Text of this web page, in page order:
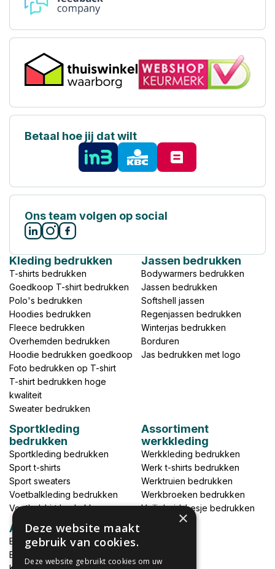
Betaal hoe jij dat wilt
Ons team volgen op social
Kleding bedrukken
T-shirts bedrukken
Goedkoop T-shirt bedrukken
Polo's bedrukken
Hoodies bedrukken
Fleece bedrukken
Overhemden bedrukken
Hoodie bedrukken goedkoop
Foto bedrukken op T-shirt
T-shirt bedrukken hoge
kwaliteit
Sweater bedrukken
Jassen bedrukken
Bodywarmers bedrukken
Jassen bedrukken
Softshell jassen
Regenjassen bedrukken
Winterjas bedrukken
Borduren
Jas bedrukken met logo
Sportkleding
bedrukken
Sportkleding bedrukken
Sport t-shirts
Sport sweaters
Voetbalkleding bedrukken
Voetbalshirt bedrukken
Assortiment
werkkleding
Werkkleding bedrukken
Werk t-shirts bedrukken
Werktruien bedrukken
Werkbroeken bedrukken
Veiligheidshesje bedrukken
Accessoires
Babykleding bedrukken
Broek bedrukken
×
Deze website maakt
gebruik van cookies.
Deze website gebruikt cookies om uw